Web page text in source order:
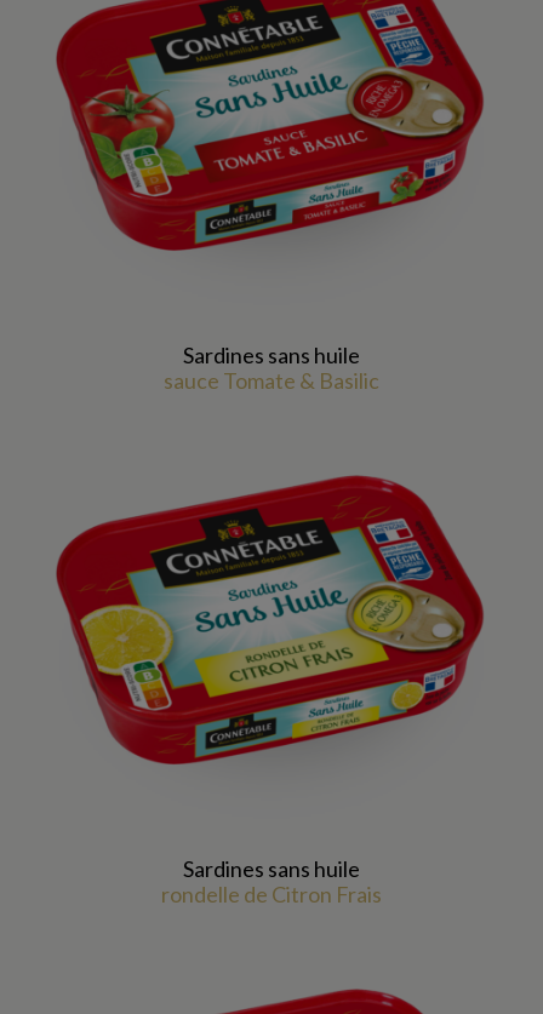
Sardines sans huile
sauce Tomate & Basilic
Sardines sans huile
rondelle de Citron Frais